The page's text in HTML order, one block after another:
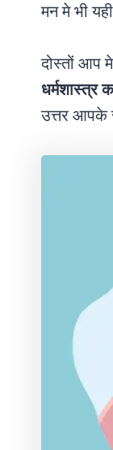
मन मे भी
दोस्तों आप
धर्मशास्त्र
उत्तर आपके